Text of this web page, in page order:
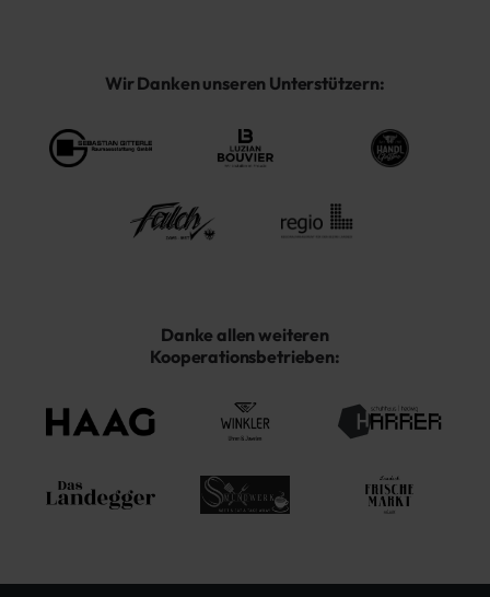
Wir Danken unseren Unterstützern:
Danke allen weiteren
Kooperationsbetrieben: